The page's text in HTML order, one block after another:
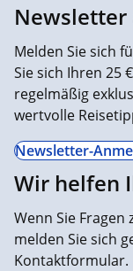
Melden Sie sich
Sie sich Ihren 25
regelmäßig
wertvolle
Newsletter-
Wir helfen
Wenn Sie
melden Sie sich
Kontaktformular.